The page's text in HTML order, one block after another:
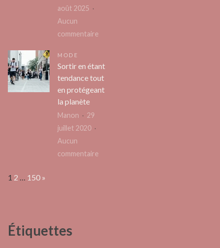
août 2025
Aucun
commentaire
courbe
MODE
Sortir en étant
tendance tout
en protégeant
la planète
Manon
29
juillet 2020
Aucun
commentaire
Page:
1 2 150 Next
»
Étiquettes